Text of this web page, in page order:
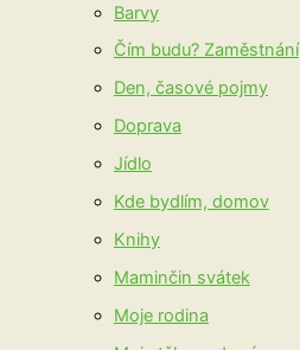
Barvy
Čím budu? Zaměstnání
Den, časové pojmy
Doprava
Jídlo
Kde bydlím, domov
Knihy
Maminčin svátek
Moje rodina